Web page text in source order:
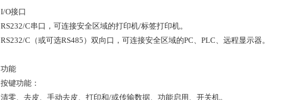
I/O接口
RS232/C串口，可连接安全区域的打印机/标签打印机。
RS232/C（或可选RS485）双向口，可连接安全区域的PC、PLC、远程显示器。
功能
按键功能：
清零、去皮、手动去皮、打印和/或传输数据、功能启用、开关机。